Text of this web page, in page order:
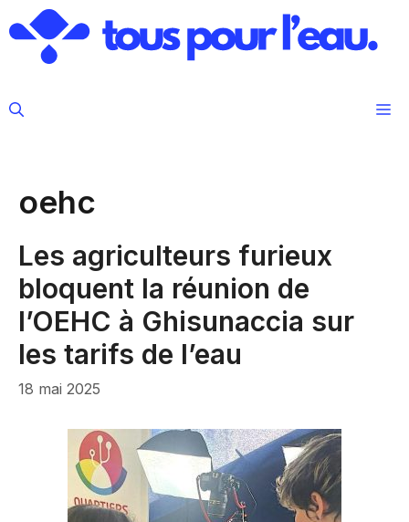
au
contenu
oehc
Les agriculteurs furieux
bloquent la réunion de
l’OEHC à Ghisunaccia sur
les tarifs de l’eau
18 mai 2025